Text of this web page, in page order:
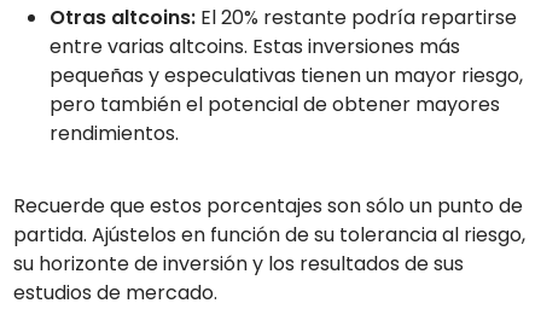
Otras altcoins: El 20% restante podría repartirse
entre varias altcoins. Estas inversiones más
pequeñas y especulativas tienen un mayor riesgo,
pero también el potencial de obtener mayores
rendimientos.
Recuerde que estos porcentajes son sólo un punto de
partida. Ajústelos en función de su tolerancia al riesgo,
su horizonte de inversión y los resultados de sus
estudios de mercado.